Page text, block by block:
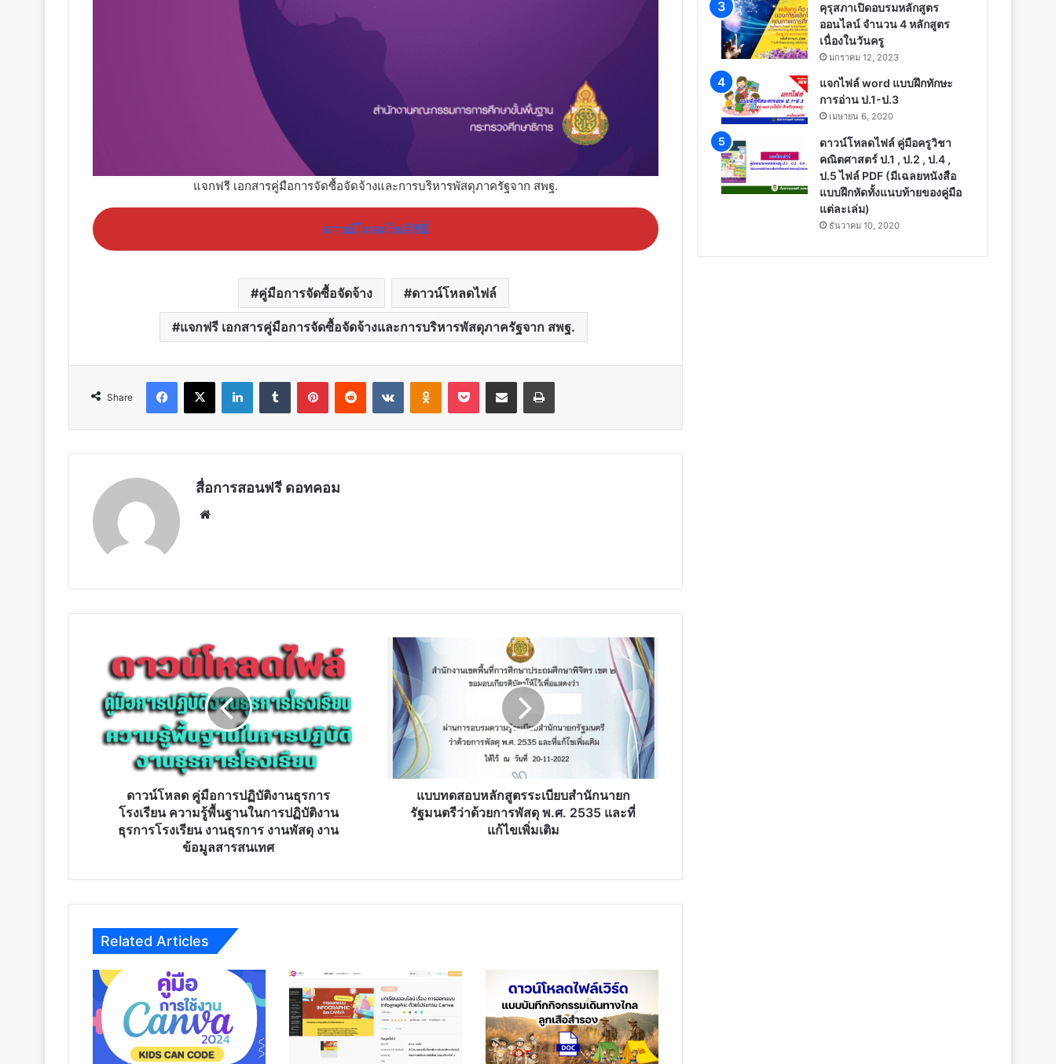
แจกฟรี เอกสารคู่มือการจัดซื้อจัดจ้างและการบริหารพัสดุภาครัฐจาก สพฐ.
ดาวน์โหลดไฟล์ที่นี่
คู่มือการจัดซื้อจัดจ้าง ดาวน์โหลดไฟล์
แจกฟรี เอกสารคู่มือการจัดซื้อจัดจ้างและการบริหารพัสดุภาครัฐจาก สพฐ.
Share
Facebook
X LinkedInTumblr PinterestReddit VKontakteOdnoklassniki
Pocket Share via Email Print
สื่อการสอนฟรี ดอทคอม
คู่มือ
การ
ปฏิบัติ
งาน
ธุรการ
โรงเรียน
โรงเรียน
ธุรการ
งาน
พัสดุ
งาน
ข้อมูล
สารสนเทศ
ดาวน์โหลด คู่มือการปฏิบัติงานธุรการ
โรงเรียน ความรู้พื้นฐานในการปฏิบัติงาน
ธุรการโรงเรียน งานธุรการ งานพัสดุ งาน
ข้อมูลสารสนเทศ
แบบ
ทดสอบ
หลักสูตร
ระเบียบ
สำนัก
นายก
รัฐมนตรี
ว่า
ด้วย
เพิ่ม
แบบทดสอบหลักสูตรระเบียบสำนักนายก
รัฐมนตรีว่าด้วยการพัสดุ พ.ศ. 2535 และที่
แก้ไขเพิ่มเติม
Related Articles
คุรุสภาเปิดอบรมหลักสูตร
ออนไลน์ จำนวน 4 หลักสูตร
เนื่องในวันครู
มกราคม 12, 2023
แจกไฟล์ word แบบฝึกทักษะ
การอ่าน ป.1-ป.3
เมษายน 6, 2020
ดาวน์โหลดไฟล์ คู่มือครูวิชา
คณิตศาสตร์ ป.1 , ป.2 , ป.4 ,
ป.5 ไฟล์ PDF (มีเฉลยหนังสือ
แบบฝึกหัดทั้งแนบท้ายของคู่มือ
แต่ละเล่ม)
ธันวาคม 10, 2020